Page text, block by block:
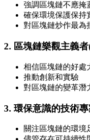
強調區塊鏈不應掩
確保環境保護保持
對區塊鏈炒作最為
2. 區塊鏈樂觀主義
相信區塊鏈的好處
推動創新和實驗
對區塊鏈的變革潛
3. 環保意識的技術
關注區塊鏈的環境